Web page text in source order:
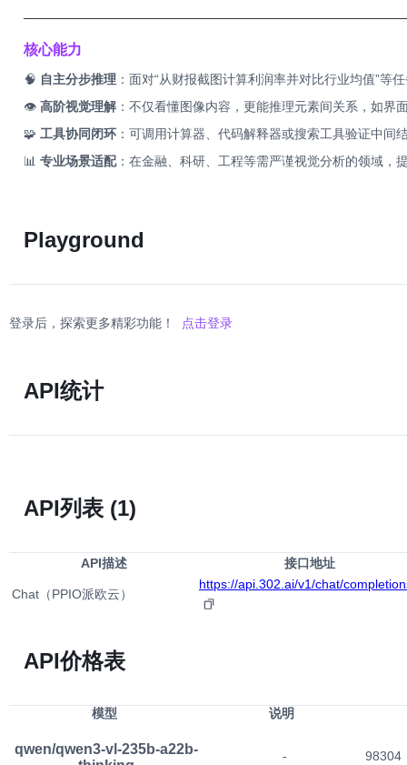
核心能力
🧠 自主分步推理 ：面对“从财报截图计算利润率并对比行业均值”
👁️ 高阶视觉理解：不仅看懂图像内容，更能推理元素间关系，如界
🧩 工具协同闭环 ：可调用计算器、代码解释器或搜索工具验证中间
📊 专业场景适配：在金融、科研、工程等需严谨视觉分析的领域，
Playground
登录后，探索更多精彩功能！ 点击登录
API统计
API列表 (1)
API描述 接口地址
Chat（PPIO派欧云）
https://api.302.ai/v1/chat/
API价格表
模型 说明
qwen/qwen3-vl-235b-a22b-
- 98304